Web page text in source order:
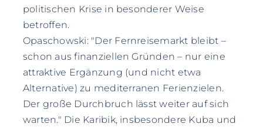
politischen Krise in besonderer Weise
betroffen.
Opaschowski: "Der Fernreisemarkt bleibt –
schon aus finanziellen Gründen – nur eine
attraktive Ergänzung (und nicht etwa
Alternative) zu mediterranen Ferienzielen.
Der große Durchbruch lässt weiter auf sich
warten." Die Karibik, insbesondere Kuba und